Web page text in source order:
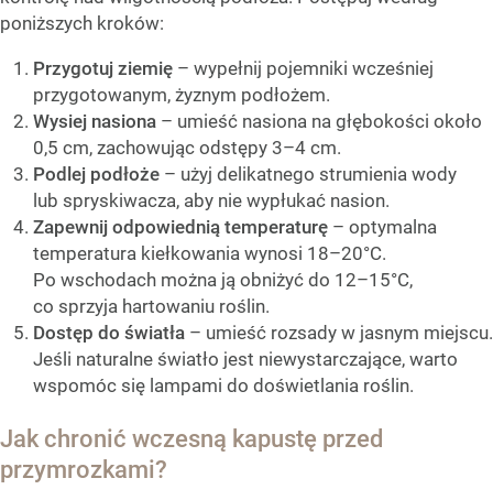
poniższych kroków:
Przygotuj ziemię – wypełnij pojemniki wcześniej
przygotowanym, żyznym podłożem.
Wysiej nasiona – umieść nasiona na głębokości około
0,5 cm, zachowując odstępy 3–4 cm.
Podlej podłoże – użyj delikatnego strumienia wody
lub spryskiwacza, aby nie wypłukać nasion.
Zapewnij odpowiednią temperaturę – optymalna
temperatura kiełkowania wynosi 18–20°C.
Po wschodach można ją obniżyć do 12–15°C,
co sprzyja hartowaniu roślin.
Dostęp do światła – umieść rozsady w jasnym miejscu.
Jeśli naturalne światło jest niewystarczające, warto
wspomóc się lampami do doświetlania roślin.
Jak chronić wczesną kapustę przed
przymrozkami?